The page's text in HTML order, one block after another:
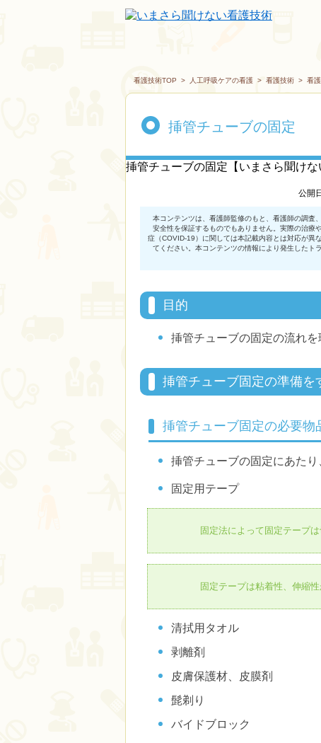
看護技術TOP > 人工呼吸ケアの看護 > 看護技術 > 看
挿管チューブの固定
挿管チューブの固定【いまさら聞けな
公開
目的
挿管チューブの固定の流れ
挿管チューブ固定の準備を
挿管チューブ固定の必要物
挿管チューブの固定にあた
固定用テープ
固定法によって固定テープ
固定テープは粘着性、伸縮
清拭用タオル
剥離剤
皮膚保護材、皮膜剤
髭剃り
バイドブロック